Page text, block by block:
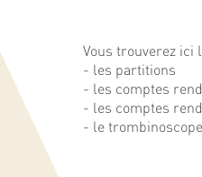
Vous trouverez ici
- les partitions
- les comptes
- les comptes
- le